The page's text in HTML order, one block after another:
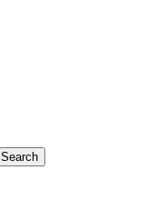
Search